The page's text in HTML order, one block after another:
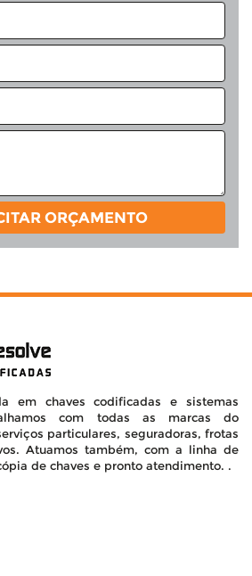
ORÇAMENTO
em chaves codificadas e sistemas
com todas as marcas do
particulares, seguradoras, frotas
Atuamos também, com a linha de
de chaves e pronto atendimento. .